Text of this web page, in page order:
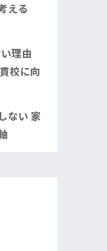
える
理由
校に向
ない 家